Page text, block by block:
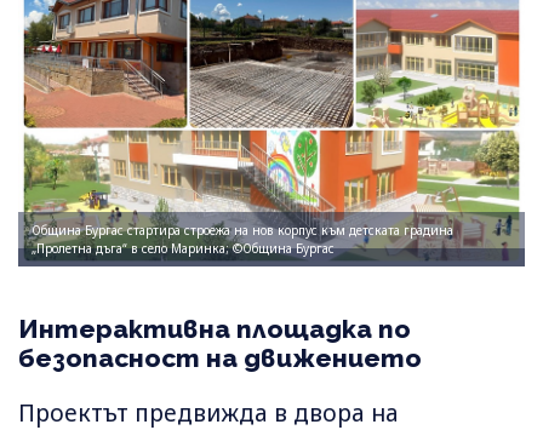
Община Бургас стартира строежа на нов корпус към детската градина
„Пролетна дъга“ в село Маринка; ©Община Бургас
Интерактивна площадка по
безопасност на движението
Проектът предвижда в двора на